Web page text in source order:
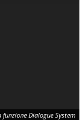
Dialogue System